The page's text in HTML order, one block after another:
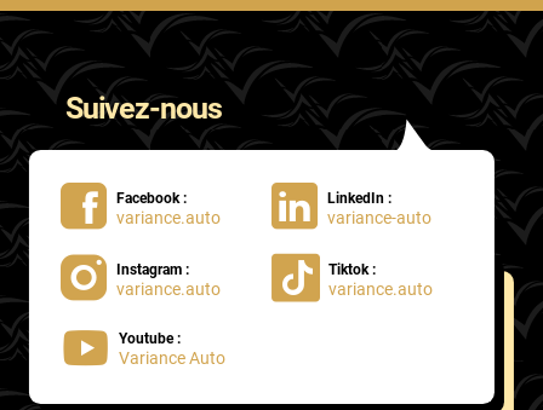
Suivez-nous
Facebook :
variance.auto
LinkedIn :
variance-auto
Instagram :
variance.auto
Tiktok :
variance.auto
Youtube :
Variance Auto